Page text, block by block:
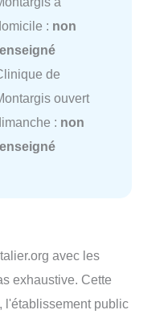
: non
de
ouvert
: non
avec les
exhaustive. Cette
l'établissement public